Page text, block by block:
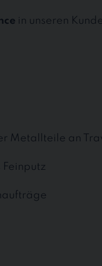
in unseren
Metallteile an
Feinputz